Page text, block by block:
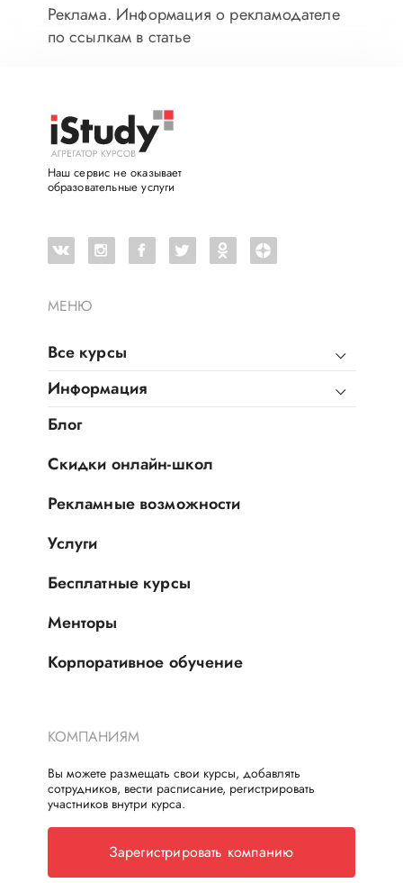
Реклама. Информация о рекламодателе
по ссылкам в статье
МЕНЮ
Все курсы
Информация
Блог
Скидки онлайн-школ
Рекламные возможности
Услуги
Бесплатные курсы
Менторы
Корпоративное обучение
Наш сервис не оказывает
образовательные услуги
КОМПАНИЯМ
Вы можете размещать свои курсы, добавлять
сотрудников, вести расписание, регистрировать
участников внутри курса.
Зарегистрировать компанию